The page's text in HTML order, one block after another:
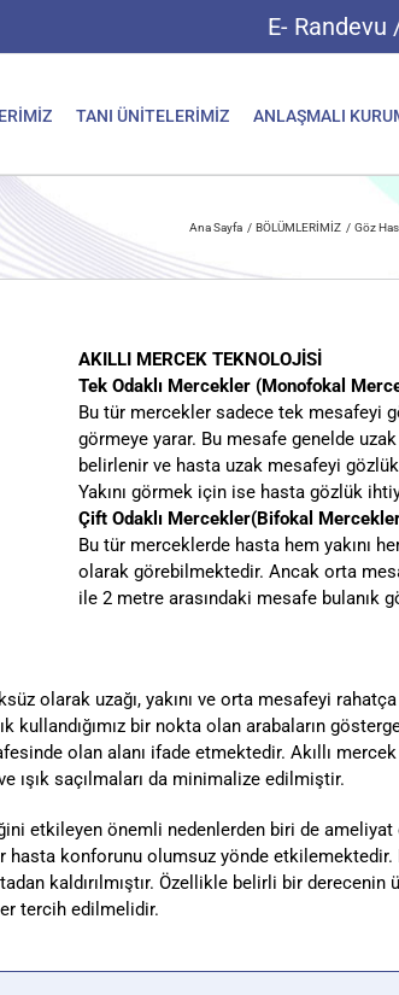
E- Randevu
TANI ÜNİTELERİMİZ ANLAŞMALI
Ana Sayfa BÖLÜMLERİMİZ Göz
AKILLI MERCEK TEKNOLOJİSİ
Tek Odaklı Mercekler (Monofokal
Bu tür mercekler sadece tek mesafeyi
görmeye yarar. Bu mesafe genelde
belirlenir ve hasta uzak mesafeyi
Yakını görmek için ise hasta gözlük
Çift Odaklı Mercekler(Bifokal
Bu tür merceklerde hasta hem yakını
olarak görebilmektedir. Ancak orta
ile 2 metre arasındaki mesafe bulanık
olarak uzağı, yakını ve orta mesafeyi
kullandığımız bir nokta olan arabaların
olan alanı ifade etmektedir. Akıllı
ışık saçılmaları da minimalize edilmiştir.
etkileyen önemli nedenlerden biri de ameliyat
konforunu olumsuz yönde etkilemektedir.
kaldırılmıştır. Özellikle belirli bir derecenin
tercih edilmelidir.